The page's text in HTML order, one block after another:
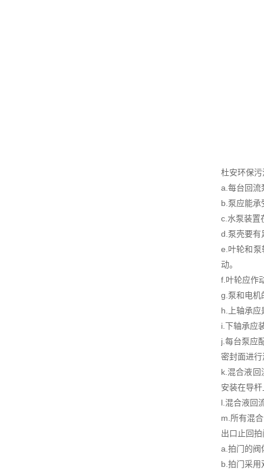
杜安环保
a.每台回流
b.泵应能承
c.水泵装置
d.泵壳要有
e.叶轮和泵
动。
f.叶轮应作
g.泵和电机
h.上轴承应
i.下轴承应
j.每台泵应
密封面进
k.混合液回
安装在导
l.混合液回
m.所有混
出口止回
a.拍门的阀
b.拍门采用